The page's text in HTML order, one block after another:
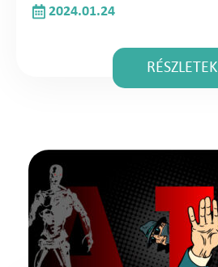
2024.01.24
RÉSZLETEK